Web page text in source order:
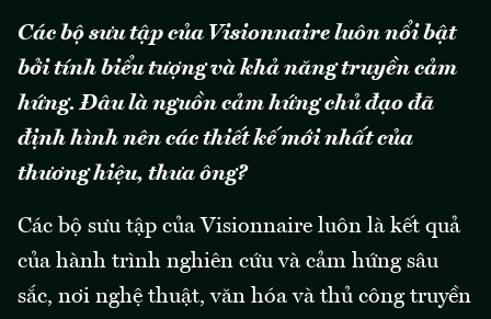
Các bộ sưu tập của Visionnaire luôn nổi bật
bởi tính biểu tượng và khả năng truyền cảm
hứng. Đâu là nguồn cảm hứng chủ đạo đã
định hình nên các thiết kế mới nhất của
thương hiệu, thưa ông?
Các bộ sưu tập của Visionnaire luôn là kết quả
của hành trình nghiên cứu và cảm hứng sâu
sắc, nơi nghệ thuật, văn hóa và thủ công truyền